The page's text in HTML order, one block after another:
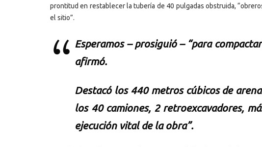
prontitud en restablecer la tubería de 40 pulgadas obstruida,
el sitio”.
Esperamos – prosiguió – “para
afirmó.
Destacó los 440 metros cúbicos de
los 40 camiones, 2 retroexcavadores,
ejecución vital de la obra”.